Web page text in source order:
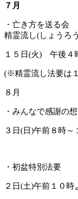
７月
・亡き方を送る会
精霊流し(しょうろ
１５日(火) 午後４
(※精霊流し法要は
８月
・みんなで感謝の
３日(日)午前８時～
・初盆特別法要
２日(土)午前１０時